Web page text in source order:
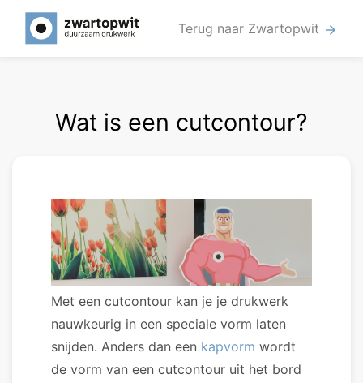
Terug naar Zwartopwit arrow_forward
Wat is een cutcontour?
Met een cutcontour kan je je drukwerk
nauwkeurig in een speciale vorm laten
snijden. Anders dan een kapvorm wordt
de vorm van een cutcontour uit het bord